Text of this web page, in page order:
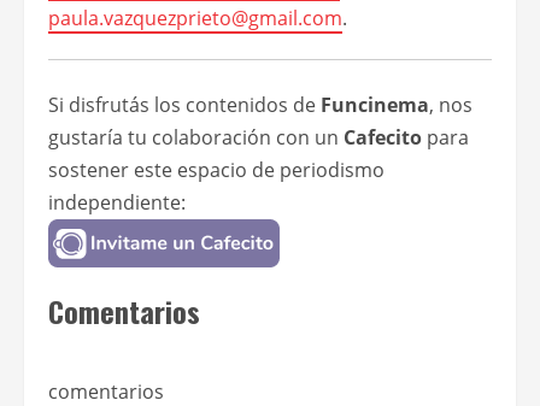
paula.vazquezprieto@gmail.com.
Si disfrutás los contenidos de Funcinema, nos
gustaría tu colaboración con un Cafecito para
sostener este espacio de periodismo
independiente:
Comentarios
comentarios